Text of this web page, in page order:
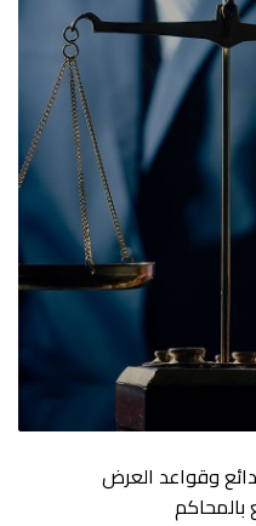
وقواعد العرض
بالمحاكم